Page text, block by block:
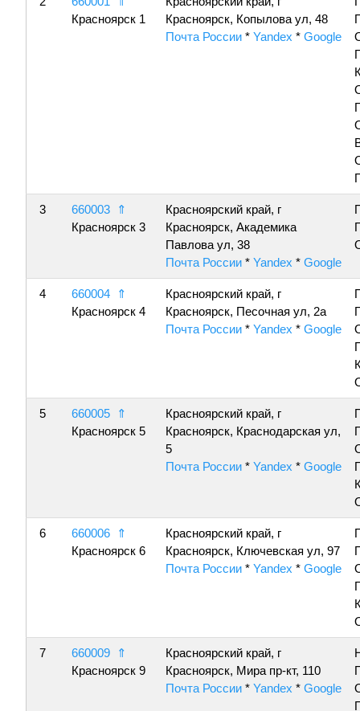
Красноярск 1
Красноярск, Копылова ул, 48
Почта России * Yandex * Google
3 660003
⇑
Красноярск 3
Красноярский край, г
Красноярск, Академика
Павлова ул, 38
Почта России * Yandex * Google
4 660004
⇑
Красноярск 4
Красноярский край, г
Красноярск, Песочная ул, 2а
Почта России * Yandex * Google
5 660005
⇑
Красноярск 5
Красноярский край, г
Красноярск, Краснодарская ул,
5
Почта России * Yandex * Google
6 660006
⇑
Красноярск 6
Красноярский край, г
Красноярск, Ключевская ул, 97
Почта России * Yandex * Google
7 660009
⇑
Красноярск 9
Красноярский край, г
Красноярск, Мира пр-кт, 110
Почта России * Yandex * Google